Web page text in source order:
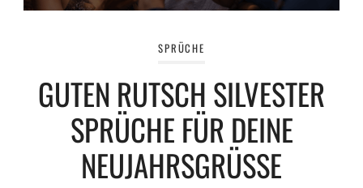
SPRÜCHE
GUTEN RUTSCH SILVESTER
SPRÜCHE FÜR DEINE
NEUJAHRSGRÜSSE